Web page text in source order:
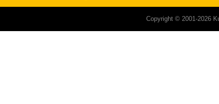
Copyright © 2001-2026